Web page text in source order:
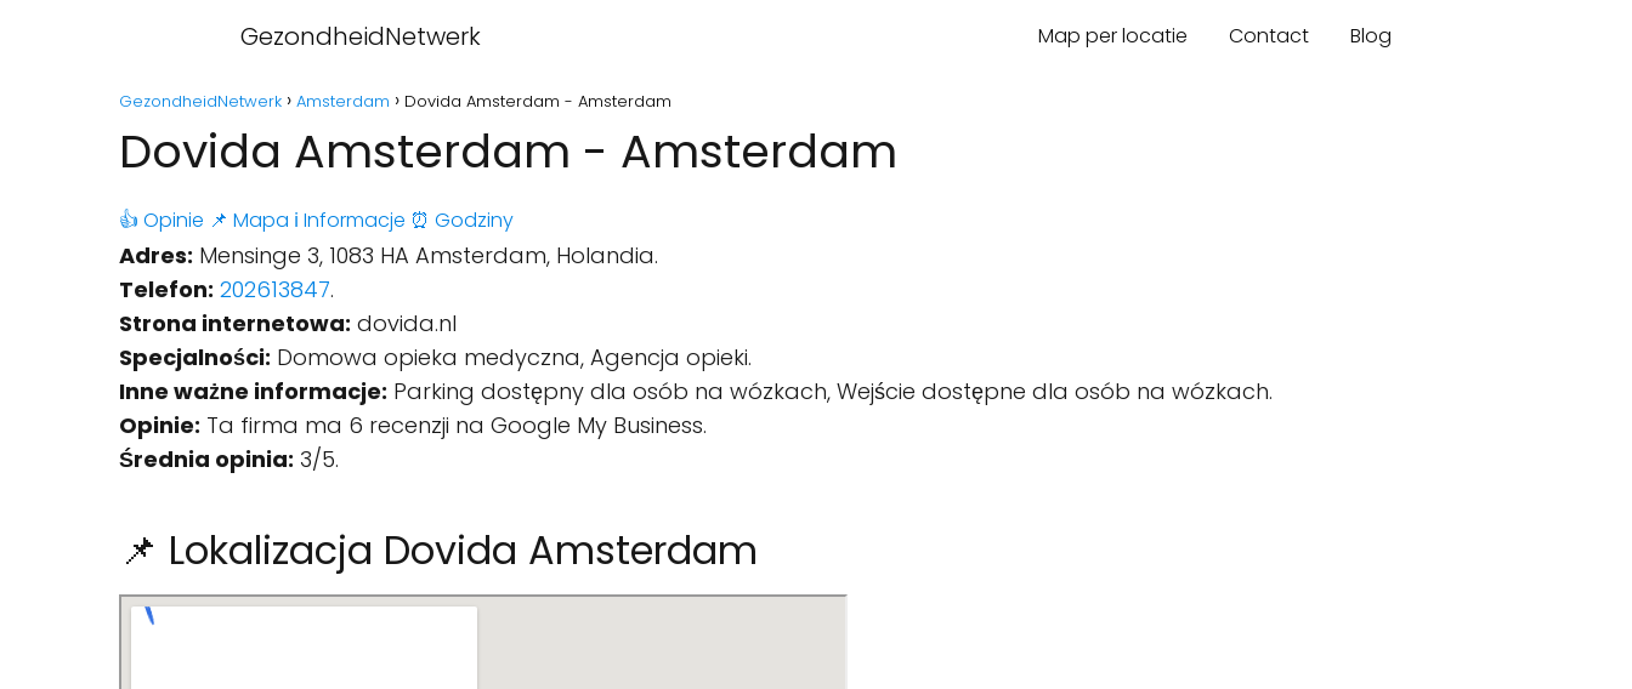
GezondheidNetwerk Map per locatie Contact Blog
GezondheidNetwerk Amsterdam Dovida Amsterdam - Amsterdam
Dovida Amsterdam - Amsterdam
👍 Opinie 📌 Mapa ℹ️ Informacje ⏰ Godziny
Adres: Mensinge 3, 1083 HA Amsterdam, Holandia.
Telefon: 202613847.
Strona internetowa: dovida.nl
Specjalności: Domowa opieka medyczna, Agencja opieki.
Inne ważne informacje: Parking dostępny dla osób na wózkach, Wejście dostępne dla osób na wózkach.
Opinie: Ta firma ma 6 recenzji na Google My Business.
Średnia opinia: 3/5.
📌 Lokalizacja Dovida Amsterdam